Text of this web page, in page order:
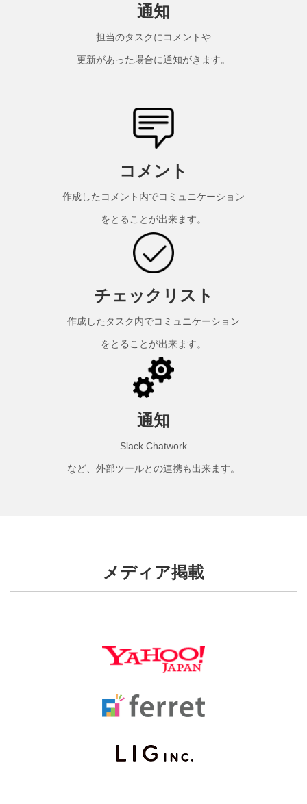
通知
担当のタスクにコメントや
更新があった場合に通知がきます。
コメント
作成したコメント内でコミュニケーション
をとることが出来ます。
チェックリスト
作成したタスク内でコミュニケーション
をとることが出来ます。
通知
Slack Chatwork
など、外部ツールとの連携も出来ます。
メディア掲載